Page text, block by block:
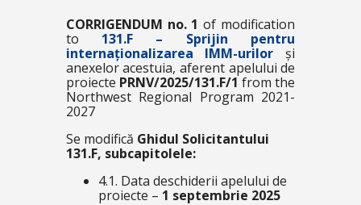
CORRIGENDUM no. 1of modification
to 131.F – Sprijin pentru
internaționalizarea IMM-urilor și
anexelor acestuia, aferent apelului de
proiecte PRNV/2025/131.F/1 from the
Northwest Regional Program 2021-
2027
Se modifică Ghidul Solicitantului
131.F, subcapitolele:
4.1. Data deschiderii apelului de
proiecte – 1 septembrie 2025